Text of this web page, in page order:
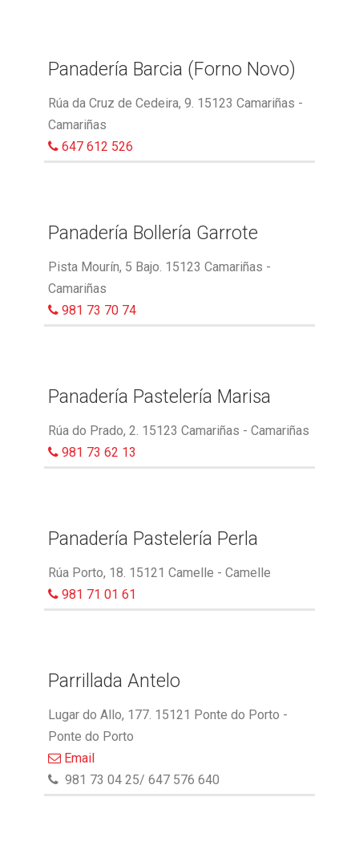
Panadería Barcia (Forno Novo)
Rúa da Cruz de Cedeira, 9. 15123 Camariñas -
Camariñas
647 612 526
Panadería Bollería Garrote
Pista Mourín, 5 Bajo. 15123 Camariñas -
Camariñas
981 73 70 74
Panadería Pastelería Marisa
Rúa do Prado, 2. 15123 Camariñas - Camariñas
981 73 62 13
Panadería Pastelería Perla
Rúa Porto, 18. 15121 Camelle - Camelle
981 71 01 61
Parrillada Antelo
Lugar do Allo, 177. 15121 Ponte do Porto -
Ponte do Porto
Email
981 73 04 25/ 647 576 640